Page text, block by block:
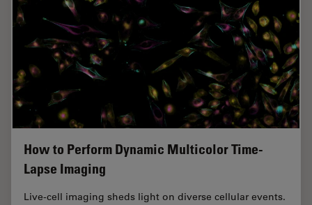
How to Perform Dynamic Multicolor Time-
Lapse Imaging
Live-cell imaging sheds light on diverse cellular events.